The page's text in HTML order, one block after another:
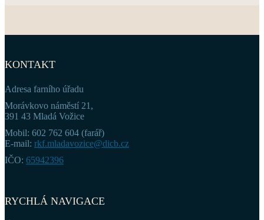
KONTAKT
Adresa farního úřadu
Morávkovo náměstí 21,
391 43 Mladá Vožice
Mobil: 602 762 604 (farář)
E-mail: rkf.mladavozice@dicb.cz
IČO: 65942396
RYCHLÁ NAVIGACE